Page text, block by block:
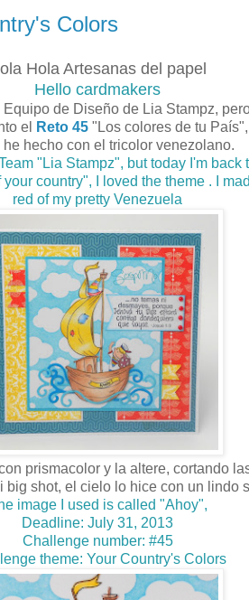
Colors
Hola Artesanas del papel
Hello cardmakers
de Diseño de Lia Stampz,
el
Reto 45 "Los colores de tu
he hecho con el tricolor venezolano.
"Lia Stampz", but today I'm
country", I loved the theme . I
red of my pretty Venezuela
prismacolor y la altere, cortando
shot, el cielo lo hice con un lindo
image I used is called "Ahoy",
Deadline: July 31, 2013
Challenge number: #45
theme: Your Country's Colors